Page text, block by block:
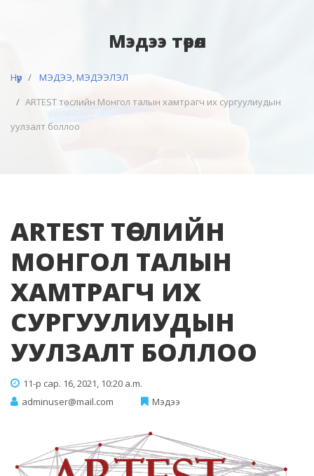
Мэдээ төрөл
Нүүр
МЭДЭЭ, МЭДЭЭЛЭЛ
ARTEST төслийн Монгол талын хамтрагч их сургуулиудын
уулзалт боллоо
ARTEST ТӨСЛИЙН
МОНГОЛ ТАЛЫН
ХАМТРАГЧ ИХ
СУРГУУЛИУДЫН
УУЛЗАЛТ БОЛЛОО
11-р сар. 16, 2021, 10:20 a.m.
adminuser@mail.com
Мэдээ